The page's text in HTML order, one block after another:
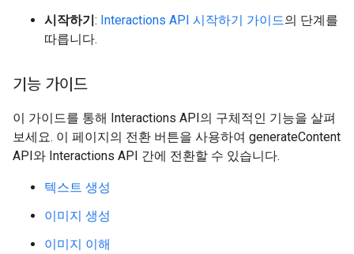
시작하기: Interactions API 시작하기 가이드의 단계를
따릅니다.
기능 가이드
이 가이드를 통해 Interactions API의 구체적인 기능을 살펴
보세요. 이 페이지의 전환 버튼을 사용하여 generateContent
API와 Interactions API 간에 전환할 수 있습니다.
텍스트 생성
이미지 생성
이미지 이해